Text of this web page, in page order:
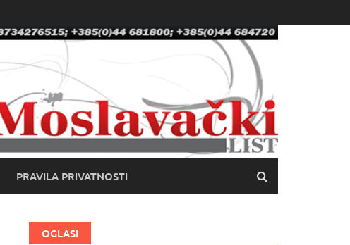
PRAVILA PRIVATNOSTI
OGLASI